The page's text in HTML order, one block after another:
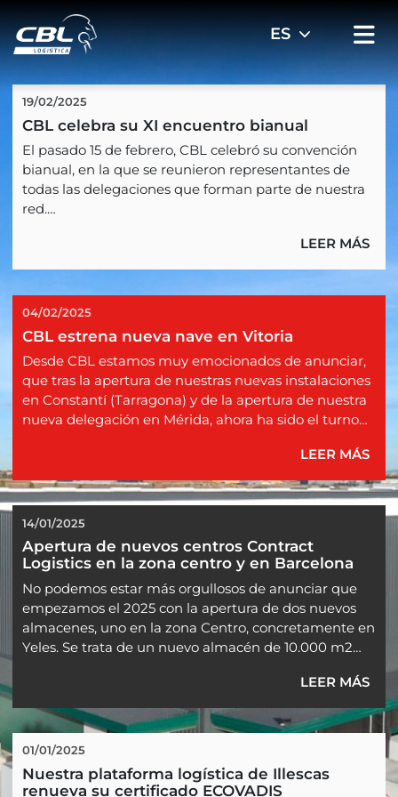
19/02/2025
CBL celebra su XI encuentro bianual
El pasado 15 de febrero, CBL celebró su convención
bianual, en la que se reunieron representantes de
todas las delegaciones que forman parte de nuestra
red.
El encuentro se celebró en Madrid y los asistentes
pudieron conocer los próximos retos a los que se
de confianza y colaboración, aprovechando además
LEER MÁS
04/02/2025
CBL estrena nueva nave en Vitoria
Desde CBL estamos muy emocionados de anunciar,
que tras la apertura de nuestras nuevas instalaciones
en Constantí (Tarragona) y de la apertura de nuestra
nueva delegación en Mérida, ahora ha sido el turno
Desde el pasado 1 de junio, nos hemos trasladado a
una nuevas instalaciones en Vitoria, por lo que
contamos más de 1.000 metros cuadrados para
seguir...
LEER MÁS
14/01/2025
Apertura de nuevos centros Contract
Logistics en la zona centro y en Barcelona
No podemos estar más orgullosos de anunciar que
empezamos el 2025 con la apertura de dos nuevos
almacenes, uno en la zona Centro, concretamente en
Yeles. Se trata de un nuevo almacén de 10.000 m2
En la provincia de Barcelona, concretamente en el
área de Vallés, también estrenamos una instalación
con otros 10.000 m2 que a...
LEER MÁS
01/01/2025
Nuestra plataforma logística de Illescas
renueva su certificado ECOVADIS